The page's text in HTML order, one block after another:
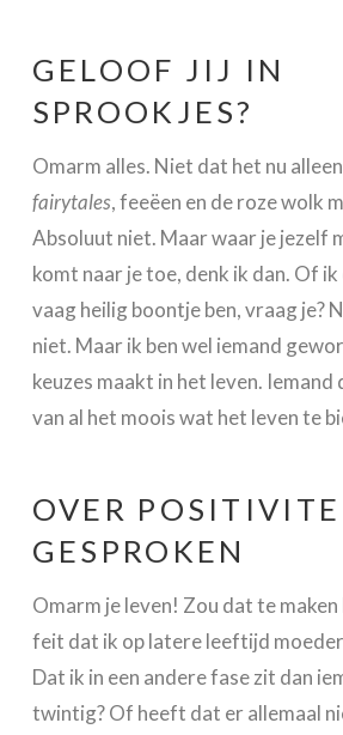
GELOOF JIJ IN
SPROOKJES?
Omarm alles. Niet dat het nu
fairytales, feeëen en de roze wolk
Absoluut niet. Maar waar je jezelf
komt naar je toe, denk ik dan. Of
vaag heilig boontje ben, vraag je?
niet. Maar ik ben wel iemand
keuzes maakt in het leven. Iemand
van al het moois wat het leven te
OVER
GESPROKEN
Omarm je leven! Zou dat te
feit dat ik op latere leeftijd
Dat ik in een andere fase zit dan
twintig? Of heeft dat er allemaal